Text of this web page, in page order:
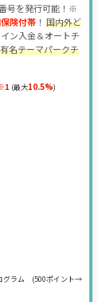
号を発行可能！※
険付帯 ！ 国内外ど
ン入金＆オートチ
名テーマパークチ
(最大10.5%)
グラム (500ポイント→